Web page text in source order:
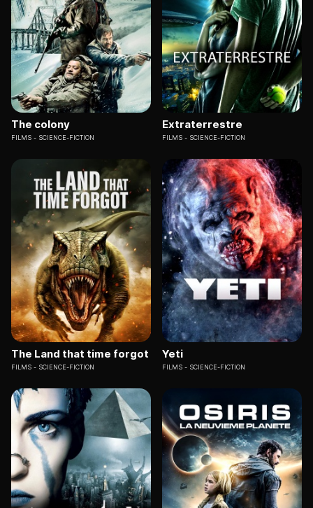
The colony
FILMS SCIENCE-FICTION
Extraterrestre
FILMS SCIENCE-FICTION
The Land that time forgot
FILMS SCIENCE-FICTION
Yeti
FILMS SCIENCE-FICTION